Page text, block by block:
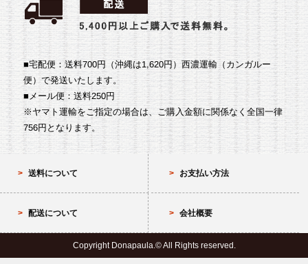
■宅配便：送料700円（沖縄は1,620円）西濃運輸（カンガルー
便）で発送いたします。
■メール便：送料250円
※ヤマト運輸をご指定の場合は、ご購入金額に関係なく全国一律
756円となります。
送料について お支払い方法
配送について 会社概要
Copyright Donapaula.© All Rights reserved.